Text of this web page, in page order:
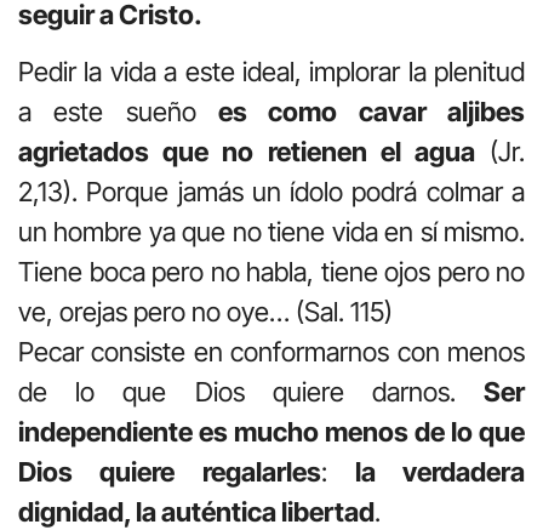
seguir a Cristo.
Pedir la vida a este ideal, implorar la plenitud
a este sueño es como cavar aljibes
agrietados que no retienen el agua(Jr.
2,13). Porque jamás un ídolo podrá colmar a
un hombre ya que no tiene vida en sí mismo.
Tiene boca pero no habla, tiene ojos pero no
ve, orejas pero no oye… (Sal. 115)
Pecar consiste en conformarnos con menos
de lo que Dios quiere darnos. Ser
independiente es mucho menos de lo que
Dios quiere regalarles: la verdadera
dignidad, la auténtica libertad.